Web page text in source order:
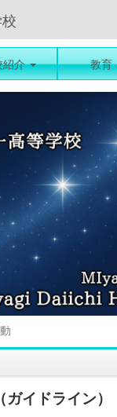
介 教育
ガイドライン）